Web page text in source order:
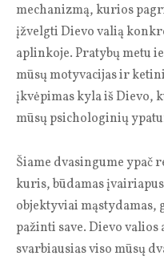
mechanizmą, kurios
įžvelgti Dievo valią
aplinkoje. Pratybų metu
mūsų motyvacijas ir
įkvėpimas kyla iš Dievo,
mūsų psichologinių
Šiame dvasingume ypač
kuris, būdamas
objektyviai mąstydamas,
pažinti save. Dievo
svarbiausias viso mūsų